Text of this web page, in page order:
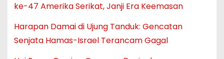
ke-47 Amerika Serikat, Janji Era Keemasan
Harapan Damai di Ujung Tanduk: Gencatan
Senjata Hamas-Israel Terancam Gagal